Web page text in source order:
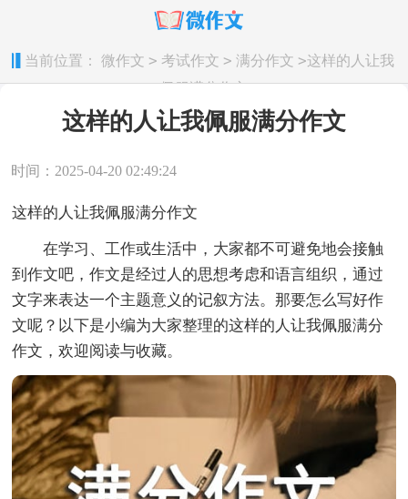
当前位置： 微作文 > 考试作文 > 满分作文 >这样的人让我
佩服满分作文
这样的人让我佩服满分作文
时间：2025-04-20 02:49:24
这样的人让我佩服满分作文
在学习、工作或生活中，大家都不可避免地会接触
到作文吧，作文是经过人的思想考虑和语言组织，通过
文字来表达一个主题意义的记叙方法。那要怎么写好作
文呢？以下是小编为大家整理的这样的人让我佩服满分
作文，欢迎阅读与收藏。